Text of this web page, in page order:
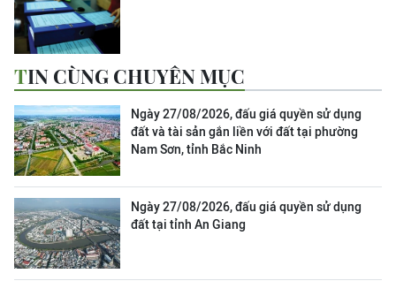
TIN CÙNG CHUYÊN MỤC
Ngày 27/08/2026, đấu giá quyền sử dụng
đất và tài sản gắn liền với đất tại phường
Nam Sơn, tỉnh Bắc Ninh
Ngày 27/08/2026, đấu giá quyền sử dụng
đất tại tỉnh An Giang